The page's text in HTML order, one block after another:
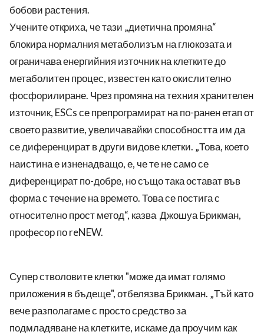
бобови растения.
Учените откриха, че тази „диетична промяна“
блокира нормалния метаболизъм на глюкозата и
ограничава енергийния източник на клетките до
метаболитен процес, известен като окислително
фосфорилиране. Чрез промяна на техния хранителен
източник, ESCs се препрограмират на по-ранен етап от
своето развитие, увеличавайки способността им да
се диференцират в други видове клетки. „Това, което
наистина е изненадващо, е, че те не само се
диференцират по-добре, но също така остават във
форма с течение на времето. Това се постига с
относително прост метод“, казва Джошуа Брикман,
професор по reNEW.
Супер стволовите клетки "може да имат голямо
приложения в бъдеще", отбелязва Брикман. „Тъй като
вече разполагаме с просто средство за
подмладяване на клетките, искаме да проучим как